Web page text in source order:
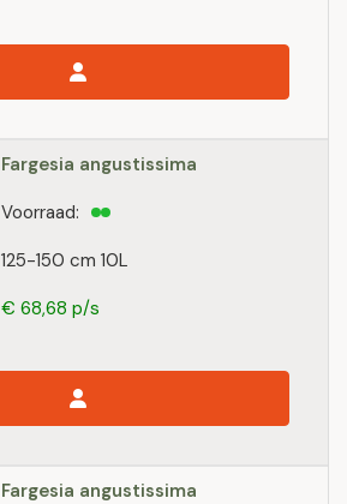
Fargesia angustissima
125-150 cm 10L
Voorraad:
€ 68,68 p/s
Fargesia angustissima